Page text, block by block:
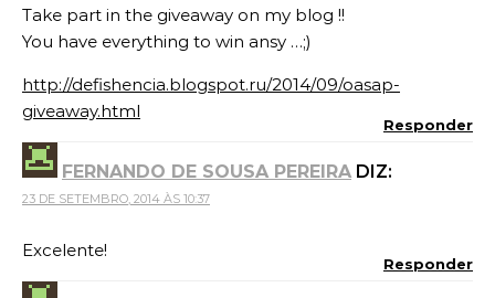
Take part in the giveaway on my blog !!
You have everything to win ansy …;)
http://defishencia.blogspot.ru/2014/09/oasap-
giveaway.html
Responder
FERNANDO DE SOUSA PEREIRA DIZ:
23 DE SETEMBRO, 2014 ÀS 10:37
Excelente!
Responder